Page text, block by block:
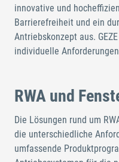
innovative und
Barrierefreiheit und ein
Antriebskonzept aus.
individuelle
RWA und
Die Lösungen rund um
die unterschiedliche
umfassende